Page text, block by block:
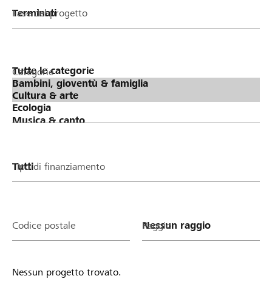
Fase del progetto
Categorie
Tipo di finanziamento
Codice postale Raggio
Nessun progetto trovato.